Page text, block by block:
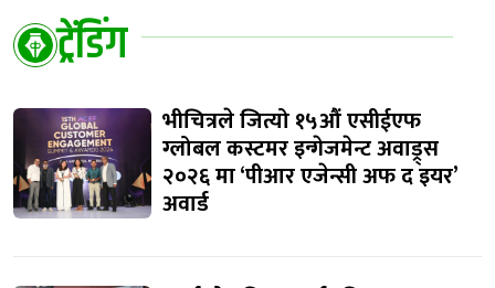
ट्रेंडिंग
भीचित्रले जित्यो १५औं एसीईएफ
ग्लोबल कस्टमर इन्गेजमेन्ट अवाड्र्स
२०२६ मा ‘पीआर एजेन्सी अफ द इयर’
अवार्ड